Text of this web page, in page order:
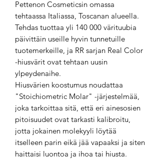
Pettenon Cosmeticsin omassa
tehtaassa Italiassa, Toscanan alueella.
Tehdas tuottaa yli 140 000 värituubia
päivittäin useille hyvin tunnetuille
tuotemerkeille, ja RR sarjan Real Color
-hiusvärit ovat tehtaan uusin
ylpeydenaihe.
Hiusvärien koostumus noudattaa
"Stoichiometric Molar" -järjestelmää,
joka tarkoittaa sitä, että eri ainesosien
pitoisuudet ovat tarkasti kalibroitu,
jotta jokainen molekyyli löytää
itselleen parin eikä jää vapaaksi ja siten
haittaisi luontoa ja ihoa tai hiusta.